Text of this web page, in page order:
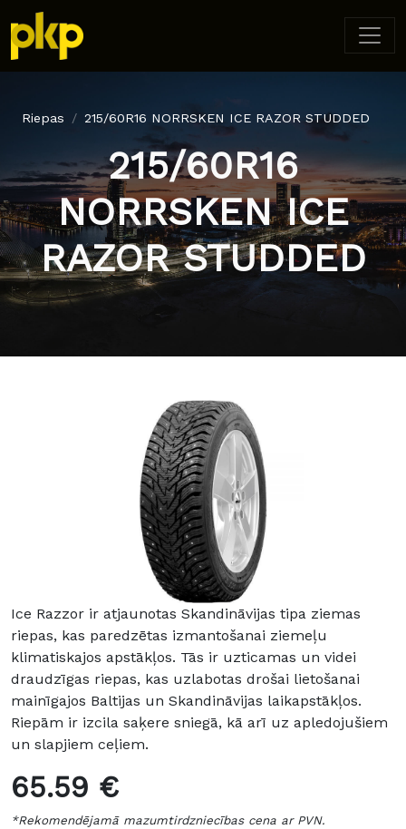
Riepas 215/60R16 NORRSKEN ICE RAZOR STUDDED
215/60R16
NORRSKEN ICE
RAZOR STUDDED
Ice Razzor ir atjaunotas Skandināvijas tipa ziemas
riepas, kas paredzētas izmantošanai ziemeļu
klimatiskajos apstākļos. Tās ir uzticamas un videi
draudzīgas riepas, kas uzlabotas drošai lietošanai
mainīgajos Baltijas un Skandināvijas laikapstākļos.
Riepām ir izcila saķere sniegā, kā arī uz apledojušiem
un slapjiem ceļiem.
65.59 €
*Rekomendējamā mazumtirdzniecības cena ar PVN.